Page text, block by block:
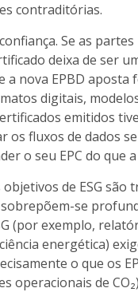
contraditórias.
Se as
deixa de ser
a nova EPBD
digitais,
emitidos
os fluxos de dados
o seu EPC do que
de ESG
se
(por exemplo,
energética)
o que os
operacionais de